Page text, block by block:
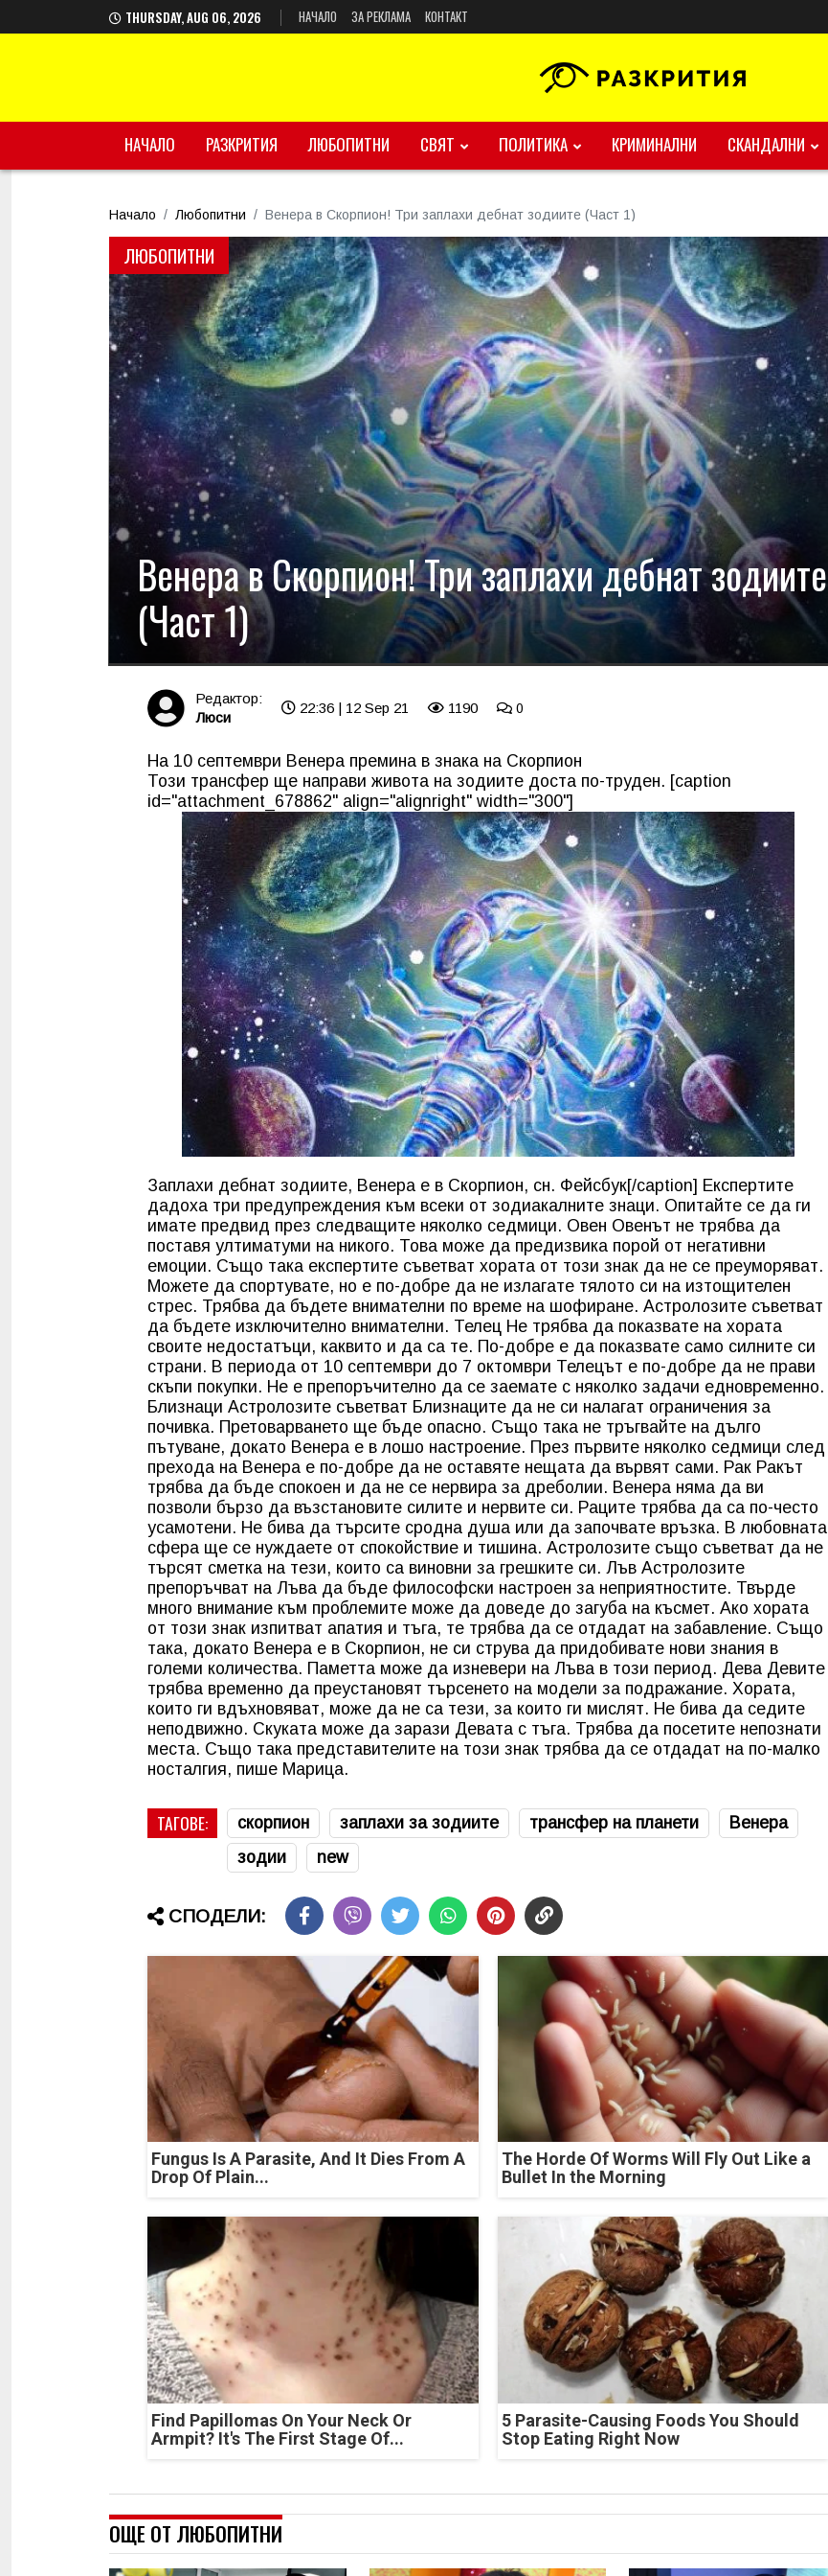
THURSDAY, AUG 06, 2026 НАЧАЛО ЗА РЕКЛАМА КОНТАКТ
НАЧАЛО РАЗКРИТИЯ ЛЮБОПИТНИ СВЯТ ПОЛИТИКА КРИМИНАЛНИ СКАНДАЛНИ
Начало Любопитни Венера в Скорпион! Три заплахи дебнат зодиите (Част 1)
ЛЮБОПИТНИ
Венера в Скорпион! Три заплахи дебнат зодиите
(Част 1)
Редактор:
Люси
22:36 | 12 Sep 21 1190 0
На 10 септември Венера премина в знака на Скорпион
Този трансфер ще направи живота на зодиите доста по-труден. [caption
id="attachment_678862" align="alignright" width="300"]
Заплахи дебнат зодиите, Венера е в Скорпион, сн. Фейсбук[/caption] Експертите
дадоха три предупреждения към всеки от зодиакалните знаци. Опитайте се да ги
имате предвид през следващите няколко седмици. Овен Овенът не трябва да
поставя ултиматуми на никого. Това може да предизвика порой от негативни
емоции. Също така експертите съветват хората от този знак да не се преуморяват.
Можете да спортувате, но е по-добре да не излагате тялото си на изтощителен
стрес. Трябва да бъдете внимателни по време на шофиране. Астролозите съветват
да бъдете изключително внимателни. Телец Не трябва да показвате на хората
своите недостатъци, каквито и да са те. По-добре е да показвате само силните си
страни. В периода от 10 септември до 7 октомври Телецът е по-добре да не прави
скъпи покупки. Не е препоръчително да се заемате с няколко задачи едновременно.
Близнаци Астролозите съветват Близнаците да не си налагат ограничения за
почивка. Претоварването ще бъде опасно. Също така не тръгвайте на дълго
пътуване, докато Венера е в лошо настроение. През първите няколко седмици след
прехода на Венера е по-добре да не оставяте нещата да вървят сами. Рак Ракът
трябва да бъде спокоен и да не се нервира за дреболии. Венера няма да ви
позволи бързо да възстановите силите и нервите си. Раците трябва да са по-често
усамотени. Не бива да търсите сродна душа или да започвате връзка. В любовната
сфера ще се нуждаете от спокойствие и тишина. Астролозите също съветват да не
търсят сметка на тези, които са виновни за грешките си. Лъв Астролозите
препоръчват на Лъва да бъде философски настроен за неприятностите. Твърде
много внимание към проблемите може да доведе до загуба на късмет. Ако хората
от този знак изпитват апатия и тъга, те трябва да се отдадат на забавление. Също
така, докато Венера е в Скорпион, не си струва да придобивате нови знания в
големи количества. Паметта може да изневери на Лъва в този период. Дева Девите
трябва временно да преустановят търсенето на модели за подражание. Хората,
които ги вдъхновяват, може да не са тези, за които ги мислят. Не бива да седите
неподвижно. Скуката може да зарази Девата с тъга. Трябва да посетите непознати
места. Също така представителите на този знак трябва да се отдадат на по-малко
носталгия, пише Марица.
ТАГОВЕ: скорпион заплахи за зодиите трансфер на планети
Венера
зодии
new
СПОДЕЛИ:
Fungus Is A Parasite, And It Dies From A
Drop Of Plain...
The Horde Of Worms Will Fly Out Like a
Bullet In the Morning
Find Papillomas On Your Neck Or
Armpit? It's The First Stage Of...
5 Parasite-Causing Foods You Should
Stop Eating Right Now
ОЩЕ ОТ ЛЮБОПИТНИ